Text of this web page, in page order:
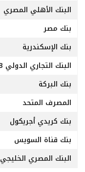
البنك الأهلي المصري
بنك مصر
بنك الإسكندرية
البنك التجاري الدولي CIB
بنك البركة
المصرف المتحد
بنك كريدي أجريكول
بنك قناة السويس
البنك المصري الخليجي